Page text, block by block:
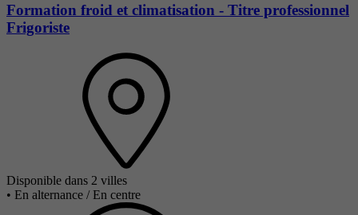
Formation froid et climatisation - Titre professionnel
Frigoriste
Disponible dans 2 villes
• En alternance / En centre